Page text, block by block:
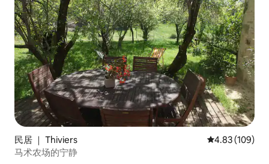
民居 ｜ Thiviers 平均评分 4.83
4.83 (109)
马术农场的宁静